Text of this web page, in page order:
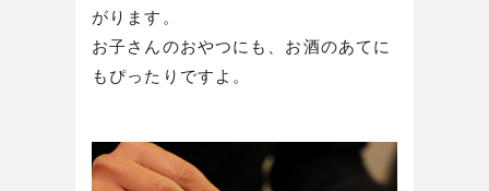
がります。
お子さんのおやつにも、お酒のあてに
もぴったりですよ。